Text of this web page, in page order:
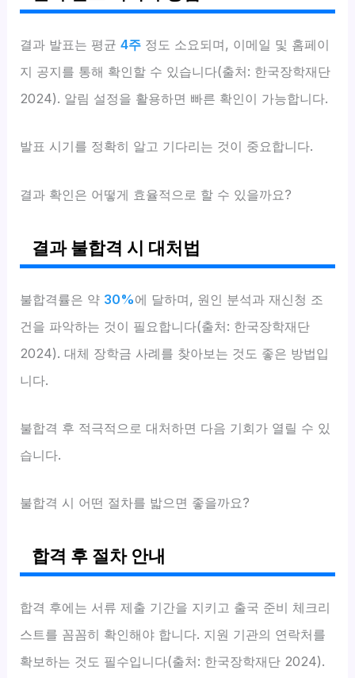
결과 발표는 평균4주 정도 소요되며, 이메일 및 홈페이
지 공지를 통해 확인할 수 있습니다(출처: 한국장학재단
2024). 알림 설정을 활용하면 빠른 확인이 가능합니다.
발표 시기를 정확히 알고 기다리는 것이 중요합니다.
결과 확인은 어떻게 효율적으로 할 수 있을까요?
결과 불합격 시 대처법
불합격률은 약 30%에 달하며, 원인 분석과 재신청 조
건을 파악하는 것이 필요합니다(출처: 한국장학재단
2024). 대체 장학금 사례를 찾아보는 것도 좋은 방법입
니다.
불합격 후 적극적으로 대처하면 다음 기회가 열릴 수 있
습니다.
불합격 시 어떤 절차를 밟으면 좋을까요?
합격 후 절차 안내
합격 후에는 서류 제출 기간을 지키고 출국 준비 체크리
스트를 꼼꼼히 확인해야 합니다. 지원 기관의 연락처를
확보하는 것도 필수입니다(출처: 한국장학재단 2024).